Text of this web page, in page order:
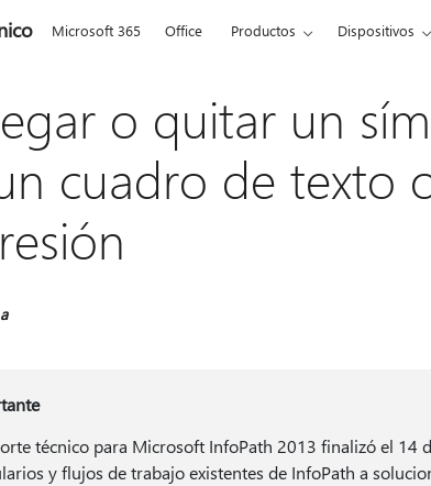
Microsoft 365 Office Productos Dispositivos
o quitar un
cuadro de texto
técnico para Microsoft InfoPath 2013 finalizó el 14
y flujos de trabajo existentes de InfoPath a